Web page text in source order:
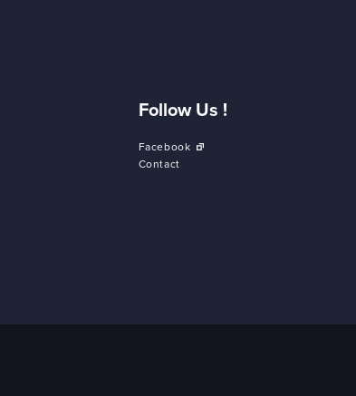
Follow Us !
Facebook
Contact